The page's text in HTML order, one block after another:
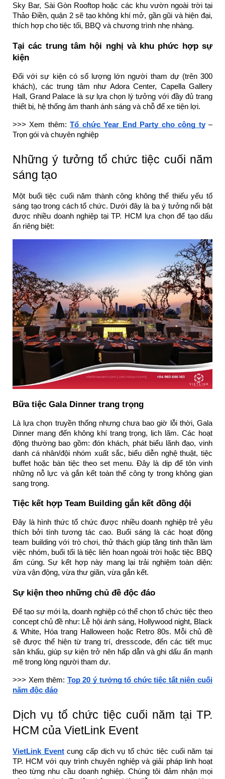
Sky Bar, Sài Gòn Rooftop hoặc các khu vườn ngoài trời tại
Thảo Điền, quận 2 sẽ tạo không khí mở, gần gũi và hiện đại,
thích hợp cho tiệc tối, BBQ và chương trình nhẹ nhàng.
Tại các trung tâm hội nghị và khu phức hợp sự
kiện
Đối với sự kiện có số lượng lớn người tham dự (trên 300
khách), các trung tâm như Adora Center, Capella Gallery
Hall, Grand Palace là sự lựa chọn lý tưởng với đầy đủ trang
thiết bị, hệ thống âm thanh ánh sáng và chỗ để xe tiện lợi.
>>> Xem thêm:Tổ chức Year End Party cho công ty–
Trọn gói và chuyên nghiệp
Những ý tưởng tổ chức tiệc cuối năm
sáng tạo
Một buổi tiệc cuối năm thành công không thể thiếu yếu tố
sáng tạo trong cách tổ chức. Dưới đây là ba ý tưởng nổi bật
được nhiều doanh nghiệp tại TP. HCM lựa chọn để tạo dấu
ấn riêng biệt:
Bữa tiệc Gala Dinner trang trọng
Là lựa chọn truyền thống nhưng chưa bao giờ lỗi thời, Gala
Dinner mang đến không khí trang trọng, lịch lãm. Các hoạt
động thường bao gồm: đón khách, phát biểu lãnh đạo, vinh
danh cá nhân/đội nhóm xuất sắc, biểu diễn nghệ thuật, tiệc
buffet hoặc bàn tiệc theo set menu. Đây là dịp để tôn vinh
những nỗ lực và gắn kết toàn thể công ty trong không gian
sang trọng.
Tiệc kết hợp Team Building gắn kết đồng đội
Đây là hình thức tổ chức được nhiều doanh nghiệp trẻ yêu
thích bởi tính tương tác cao. Buổi sáng là các hoạt động
team building với trò chơi, thử thách giúp tăng tinh thần làm
việc nhóm, buổi tối là tiệc liên hoan ngoài trời hoặc tiệc BBQ
ấm cúng. Sự kết hợp này mang lại trải nghiệm toàn diện:
vừa vận động, vừa thư giãn, vừa gắn kết.
Sự kiện theo những chủ đề độc đáo
Để tạo sự mới lạ, doanh nghiệp có thể chọn tổ chức tiệc theo
concept chủ đề như: Lễ hội ánh sáng, Hollywood night, Black
& White, Hóa trang Halloween hoặc Retro 80s. Mỗi chủ đề
sẽ được thể hiện từ trang trí, dresscode, đến các tiết mục
sân khấu, giúp sự kiện trở nên hấp dẫn và ghi dấu ấn mạnh
mẽ trong lòng người tham dự.
>>> Xem thêm: Top 20 ý tưởng tổ chức tiệc tất niên cuối
năm độc đáo
Dịch vụ tổ chức tiệc cuối năm tại TP.
HCM của VietLink Event
VietLink Eventcung cấp dịch vụ tổ chức tiệc cuối năm tại
TP. HCM với quy trình chuyên nghiệp và giải pháp linh hoạt
theo từng nhu cầu doanh nghiệp. Chúng tôi đảm nhận mọi